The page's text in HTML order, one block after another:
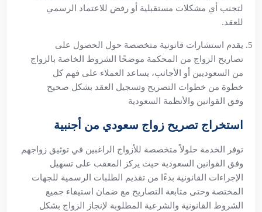
لتجنب أي مشكلات مستقبلية أو رفض للاعتماد الرسمي
للعقد.
يقدم استشارات قانونية متخصصة حول الحصول على
تصاريح الزواج من المحكمة موضحًا الشروط الخاصة بالزواج
من السعوديين أو الأجانب، يساعد العملاء على فهم كل
خطوة من خطوات التصريح وتسجيل العقد بشكل صحيح
وفق القوانين والأنظمة السعودية
استخراج تصريح زواج سعودي من أجنبية
توفر الخدمة حلولاً متخصصة للأزواج الراغبين في توثيق زواجهم
وفق القوانين السعودية حيث يركز المعقب على تسهيل
الإجراءات القانونية بدءًا من تقديم الطلبات الرسمية للجهات
المختصة وحتى متابعة التصاريح مع ضمان استيفاء جميع
الشروط القانونية والشرعية المطلوبة لإنجاز الزواج بشكل